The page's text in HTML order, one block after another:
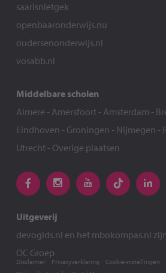
saarisnietgek
openbaaronderwijs.nu
oudersenonderwijs.nl
vosabb.nl
Middelbare scholen
Almere - Amersfoort- Amsterdam -
Eindhoven - Groningen - Nijmegen -
Utrecht- Overige plaatsen
Uitgeverij
devogids.nl en het mbokompas.nl
OC Groep
Disclaimer Privacyverklaring Cookie-instellingen